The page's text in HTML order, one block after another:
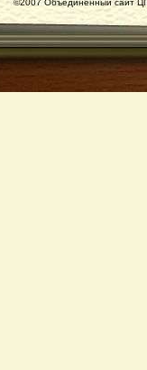
©2007 Объединенный сайт